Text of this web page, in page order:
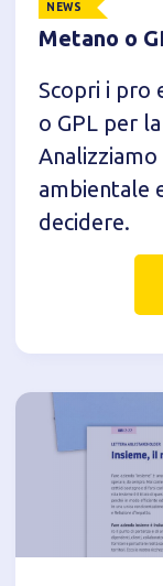
NEWS
Metano o
Scopri i pro
o GPL per
ambientale
decidere.
Informativa